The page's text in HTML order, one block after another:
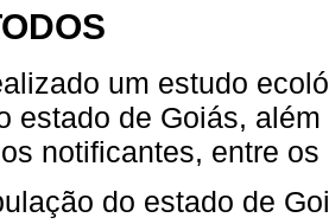
um estudo
estado de Goiás,
notificantes, entre
do estado de